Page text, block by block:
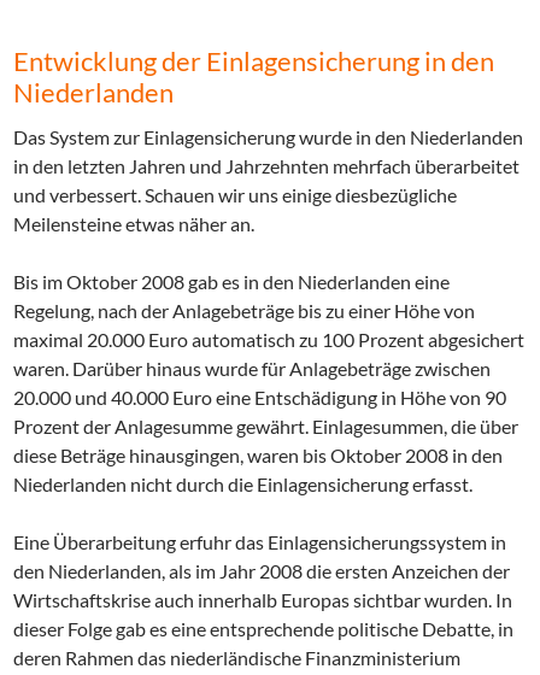
Entwicklung der Einlagensicherung in den
Niederlanden
Das System zur Einlagensicherung wurde in den Niederlanden
in den letzten Jahren und Jahrzehnten mehrfach überarbeitet
und verbessert. Schauen wir uns einige diesbezügliche
Meilensteine etwas näher an.
Bis im Oktober 2008 gab es in den Niederlanden eine
Regelung, nach der Anlagebeträge bis zu einer Höhe von
maximal 20.000 Euro automatisch zu 100 Prozent abgesichert
waren. Darüber hinaus wurde für Anlagebeträge zwischen
20.000 und 40.000 Euro eine Entschädigung in Höhe von 90
Prozent der Anlagesumme gewährt. Einlagesummen, die über
diese Beträge hinausgingen, waren bis Oktober 2008 in den
Niederlanden nicht durch die Einlagensicherung erfasst.
Eine Überarbeitung erfuhr das Einlagensicherungssystem in
den Niederlanden, als im Jahr 2008 die ersten Anzeichen der
Wirtschaftskrise auch innerhalb Europas sichtbar wurden. In
dieser Folge gab es eine entsprechende politische Debatte, in
deren Rahmen das niederländische Finanzministerium